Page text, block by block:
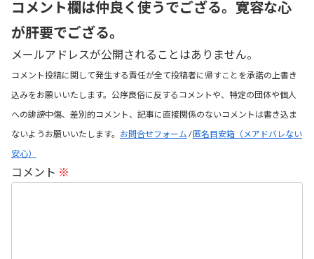
コメント欄は仲良く使うでござる。寛容な心
が肝要でござる。
メールアドレスが公開されることはありません。
コメント投稿に関して発生する責任が全て投稿者に帰すことを承諾の上書き
込みをお願いいたします。公序良俗に反するコメントや、特定の団体や個人
への誹謗中傷、差別的コメント、記事に直接関係のないコメントは書き込ま
ないようお願いいたします。 お問合せフォーム /匿名目安箱（メアドバレない
安心）
コメント ※